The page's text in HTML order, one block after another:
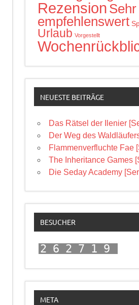
Rezension Sehr
empfehlenswert
Urlaub Vorgestellt
NEUESTE BEITRÄGE
Das Rätsel der Ilenier
Der Weg des
Flammenverfluchte Fae
The Inheritance Games
Die Seday Academy
BESUCHER
262719
META